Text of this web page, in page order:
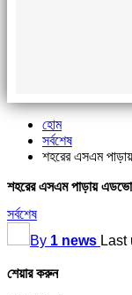
হোম
সর্বশেষ
শহরের এসএম পাড়ায়
শহরের এসএম পাড়ায়
সর্বশেষ
By 1 news Last
শেয়ার করুন